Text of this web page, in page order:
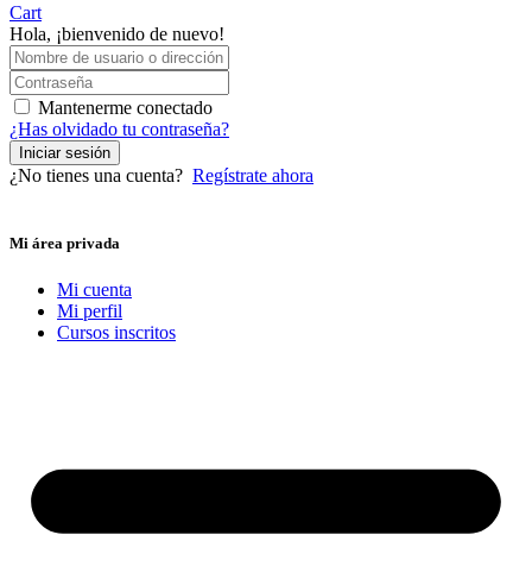
Cart
Hola, ¡bienvenido de nuevo!
Mantenerme conectado
¿Has olvidado tu contraseña?
Iniciar sesión
¿No tienes una cuenta? Regístrate ahora
Mi área privada
Mi cuenta
Mi perfil
Cursos inscritos